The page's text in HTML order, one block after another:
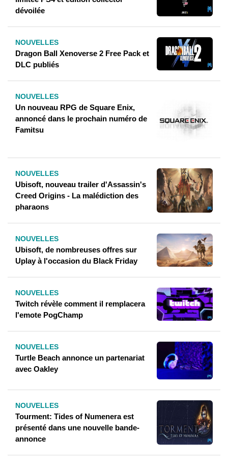
dévoilée
NOUVELLES
Dragon Ball Xenoverse 2 Free Pack et
DLC publiés
NOUVELLES
Un nouveau RPG de Square Enix,
annoncé dans le prochain numéro de
Famitsu
NOUVELLES
Ubisoft, nouveau trailer d'Assassin's
Creed Origins - La malédiction des
pharaons
NOUVELLES
Ubisoft, de nombreuses offres sur
Uplay à l'occasion du Black Friday
NOUVELLES
Twitch révèle comment il remplacera
l'emote PogChamp
NOUVELLES
Turtle Beach annonce un partenariat
avec Oakley
NOUVELLES
Tourment: Tides of Numenera est
présenté dans une nouvelle bande-
annonce